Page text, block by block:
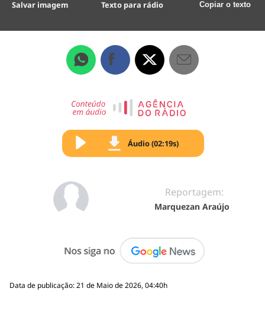
Salvar imagem Texto para rádio Copiar o texto
Áudio (02:19s)
Reportagem:
Marquezan Araújo
Data de publicação: 21 de Maio de 2026, 04:40h